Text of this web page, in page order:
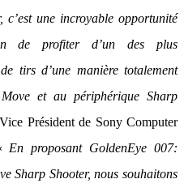
une incroyable opportunité
de profiter d’un des plus
tirs d’une manière totalement
et au périphérique Sharp
Président de Sony Computer
En proposant GoldenEye 007:
Sharp Shooter, nous souhaitons